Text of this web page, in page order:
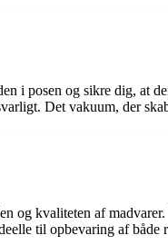
i posen og sikre dig,
Det vakuum, der
og kvaliteten af
til opbevaring af både